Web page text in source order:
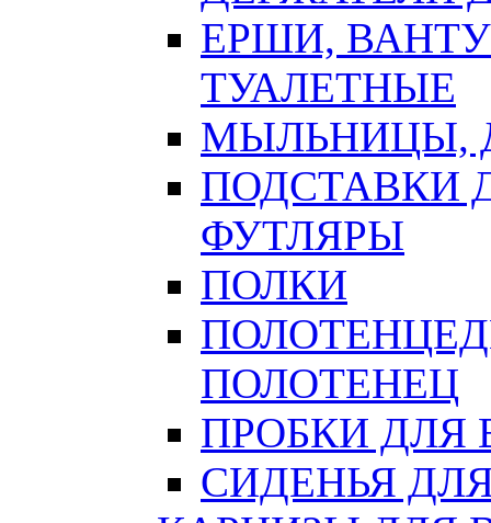
ЕРШИ,
ТУАЛЕТНЫЕ
МЫЛЬНИЦЫ,
ПОДСТАВКИ
ФУТЛЯРЫ
ПОЛКИ
ПОЛОТЕНЕЦ
ПРОБКИ ДЛЯ
СИДЕНЬЯ